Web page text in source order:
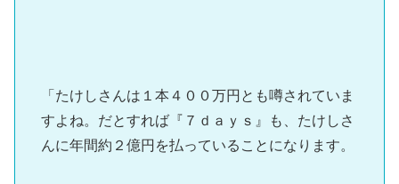
「たけしさんは１本４００万円とも噂されていま
すよね。だとすれば『７ｄａｙｓ』も、たけしさ
んに年間約２億円を払っていることになります。